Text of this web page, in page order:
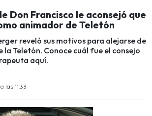
Don Francisco le aconsejó que
animador de Teletón
reveló sus motivos para alejarse de
la Teletón. Conoce cuál fue el consejo
aquí.
las 11:33